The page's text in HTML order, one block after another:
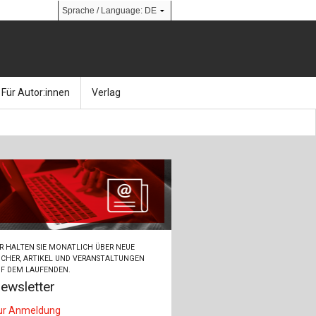
Social Media
Library
Für Autor:innen
Kalender
Zeitschriften
Verlag
Ansprechpartner:innen
So finden Sie uns
bauingenieur24 – Berufsportal
Ingenieurbaupreis
HALTEN SIE MONATLICH ÜBER NEUE
ARTIKEL UND VERANSTALTUNGEN
DEM LAUFENDEN.
Anmeldung